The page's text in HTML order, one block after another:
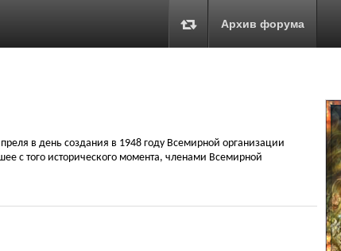
Архив форума
в день создания в 1948 году Всемирной организации
с того исторического момента, членами Всемирной